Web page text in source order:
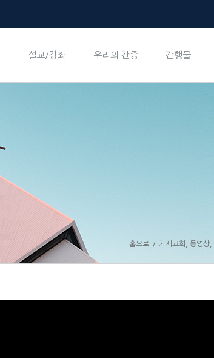
설교/강좌 우리의 간증 간행물
홈으로 / 거제교회 동영상